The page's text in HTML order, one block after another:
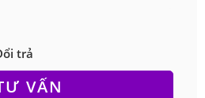
ty Logistic nhận đơn,
sàn TMĐT,
giá tuỳ thời điểm,
trả
VẤN